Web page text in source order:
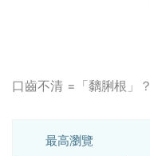
口齒不清 =「黐脷根」？
最高瀏覽